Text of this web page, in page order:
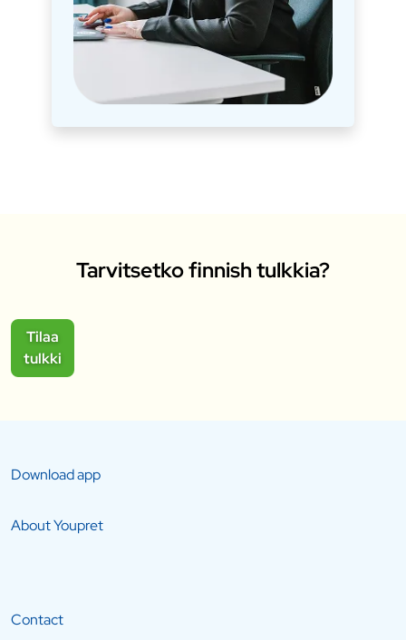
Tarvitsetko finnish tulkkia?
Tilaa
tulkki
Download app
About Youpret
Contact